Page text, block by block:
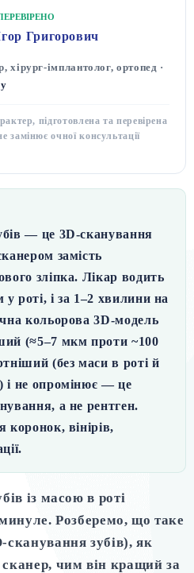
Григорович
хірург-імплантолог, ортопед ·
підготовлена та перевірена
очної консультації
— це 3D-сканування
замість
зліпка. Лікар водить
роті, і за 1–2 хвилини на
кольорова 3D-модель
(≈5–7 мкм проти ~100
(без маси в роті й
і не опромінює — це
а не рентген.
коронок, вінірів,
із масою в роті
Розберемо, що таке
зубів), як
чим він кращий за